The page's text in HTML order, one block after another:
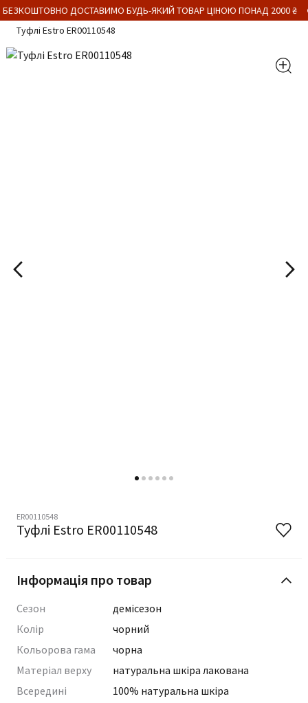
ДОСТАВИМО БУДЬ-ЯКИЙ ТОВАР ЦІНОЮ ПОНАД 2000 ₴
Туфлі Estro ER00110548
ER00110548
Туфлі Estro ER00110548
Інформація про товар
Сезон
демісезон
Колір
чорний
Кольорова гама
чорна
Матеріал верху
натуральна шкіра лакована
Всередині
100% натуральна шкіра